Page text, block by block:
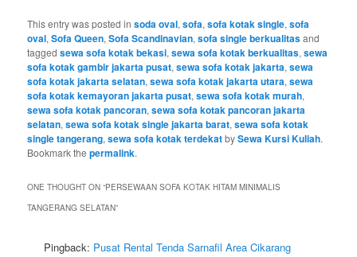
This entry was posted insoda oval,sofa,sofa kotak single,sofa
oval,Sofa Queen,Sofa Scandinavian,sofa single berkualitasand
taggedsewa sofa kotak bekasi,sewa sofa kotak berkualitas,sewa
sofa kotak gambir jakarta pusat,sewa sofa kotak jakarta,sewa
sofa kotak jakarta selatan,sewa sofa kotak jakarta utara,sewa
sofa kotak kemayoran jakarta pusat,sewa sofa kotak murah,
sewa sofa kotak pancoran,sewa sofa kotak pancoran jakarta
selatan,sewa sofa kotak single jakarta barat,sewa sofa kotak
single tangerang,sewa sofa kotak terdekatbySewa Kursi Kuliah.
Bookmark thepermalink.
ONE THOUGHT ON “PERSEWAAN SOFA KOTAK HITAM MINIMALIS
TANGERANG SELATAN”
Pingback: Pusat Rental Tenda Sarnafil Area Cikarang